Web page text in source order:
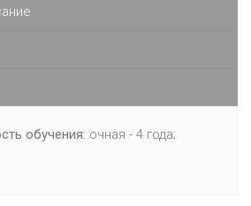
обучения: очная - 4 года;